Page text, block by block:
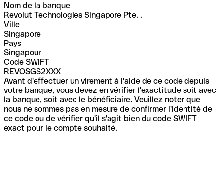
Nom de la banque
Revolut Technologies Singapore Pte. .
Ville
Singapore
Pays
Singapour
Code SWIFT
REVOSGS2XXX
Avant d'effectuer un virement à l'aide de ce code depuis
votre banque, vous devez en vérifier l'exactitude soit avec
la banque, soit avec le bénéficiaire. Veuillez noter que
nous ne sommes pas en mesure de confirmer l'identité de
ce code ou de vérifier qu'il s'agit bien du code SWIFT
exact pour le compte souhaité.